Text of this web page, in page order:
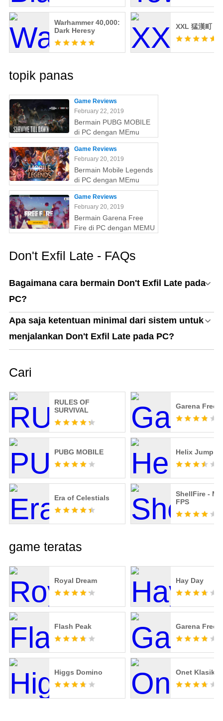
Warhammer 40,000:
Dark Heresy
XXL 猛漢町
topik panas
Game Reviews
February 22, 2019
Bermain PUBG MOBILE
di PC dengan MEmu
Game Reviews
February 20, 2019
Bermain Mobile Legends
di PC dengan MEmu
Game Reviews
February 20, 2019
Bermain Garena Free
Fire di PC dengan MEMU
Don't Exfil Late - FAQs
Bagaimana cara bermain Don't Exfil Late pada
PC?
Apa saja ketentuan minimal dari sistem untuk
menjalankan Don't Exfil Late pada PC?
Cari
RULES OF
SURVIVAL
Garena Free
PUBG MOBILE Helix Jump
Era of Celestials
ShellFire -
FPS
game teratas
Royal Dream
Flash Peak
Higgs Domino
Hay Day
Garena Free
Onet Klasik